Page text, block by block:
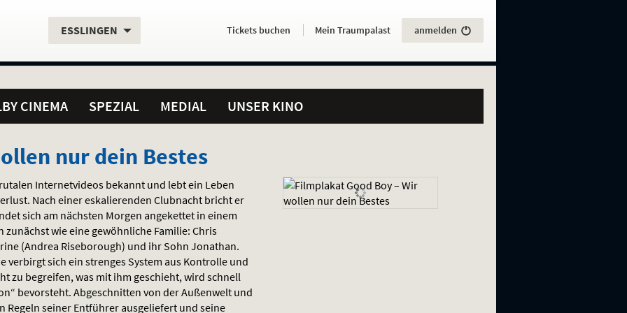
Aktueller
ESSLINGEN Servicefunktionen
Aktuelles
HierTickets buchen . Mein Traumpalast anmelden
CINEMA SPEZIAL MEDIAL UNSER KINO
nur dein Bestes
Internetvideos bekannt und lebt ein Leben
Nach einer eskalierenden Clubnacht bricht er
sich am nächsten Morgen angekettet in einem
wie eine gewöhnliche Familie: Chris
(Andrea Riseborough) und ihr Sohn Jonathan.
verbirgt sich ein strenges System aus Kontrolle und
zu begreifen, was mit ihm geschieht, wird schnell
bevorsteht. Abgeschnitten von der Außenwelt und
Regeln seiner Entführer ausgeliefert und seine